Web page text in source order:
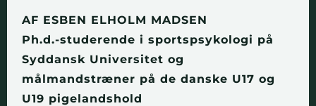
AF ESBEN ELHOLM MADSEN
Ph.d.-studerende i sportspsykologi på
Syddansk Universitet og
målmandstræner på de danske U17 og
U19 pigelandshold